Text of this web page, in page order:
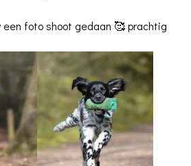
foto shoot gedaan 🥰 prachtig